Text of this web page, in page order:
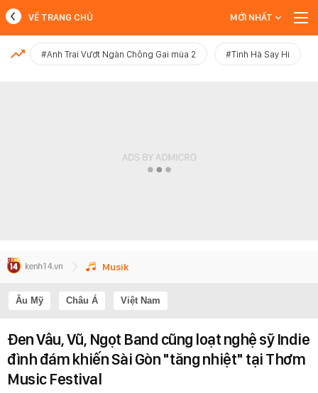
MỚI NHẤT
VỀ TRANG CHỦ MỚI NHẤT
#Anh Trai Vượt Ngàn Chông Gai mùa 2 #Tinh Hà Say Hi
Musik
Âu Mỹ Châu Á Việt Nam
Đen Vâu, Vũ, Ngọt Band cũng loạt nghệ sỹ Indie
đình đám khiến Sài Gòn "tăng nhiệt" tại Thơm
Music Festival